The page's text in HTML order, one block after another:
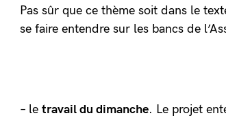
Pas sûr que ce thème soit dans le
se faire entendre sur les bancs de
– le travail du dimanche. Le projet